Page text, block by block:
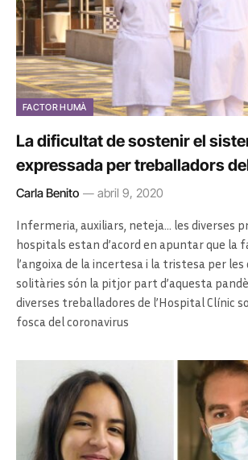
FACTOR HUMÀ
La dificultat de sostenir el
expressada per treballadors
Carla Benito abril 9, 2020
Infermeria, auxiliars, neteja… les diverses
hospitals estan d’acord en apuntar que la
l’angoixa de la incertesa i la tristesa per
solitàries són la pitjor part d’aquesta
diverses treballadores de l’Hospital Clínic
fosca del coronavirus